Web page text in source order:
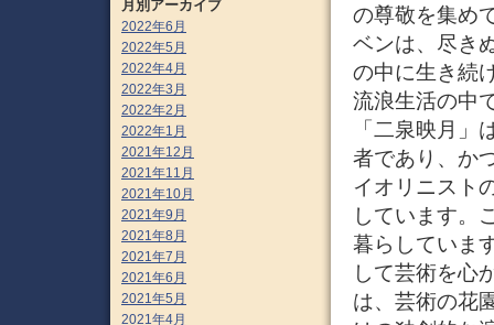
の尊敬を集め
ベンは、尽き
の中に生き続
流浪生活の中
「二泉映月
者であり、か
イオリニスト
しています。
暮らしていま
して芸術を心
は、芸術の花
月別アーカイブ
2022年6月
2022年5月
2022年4月
2022年3月
2022年2月
2022年1月
2021年12月
2021年11月
2021年10月
2021年9月
2021年8月
2021年7月
2021年6月
2021年5月
2021年4月